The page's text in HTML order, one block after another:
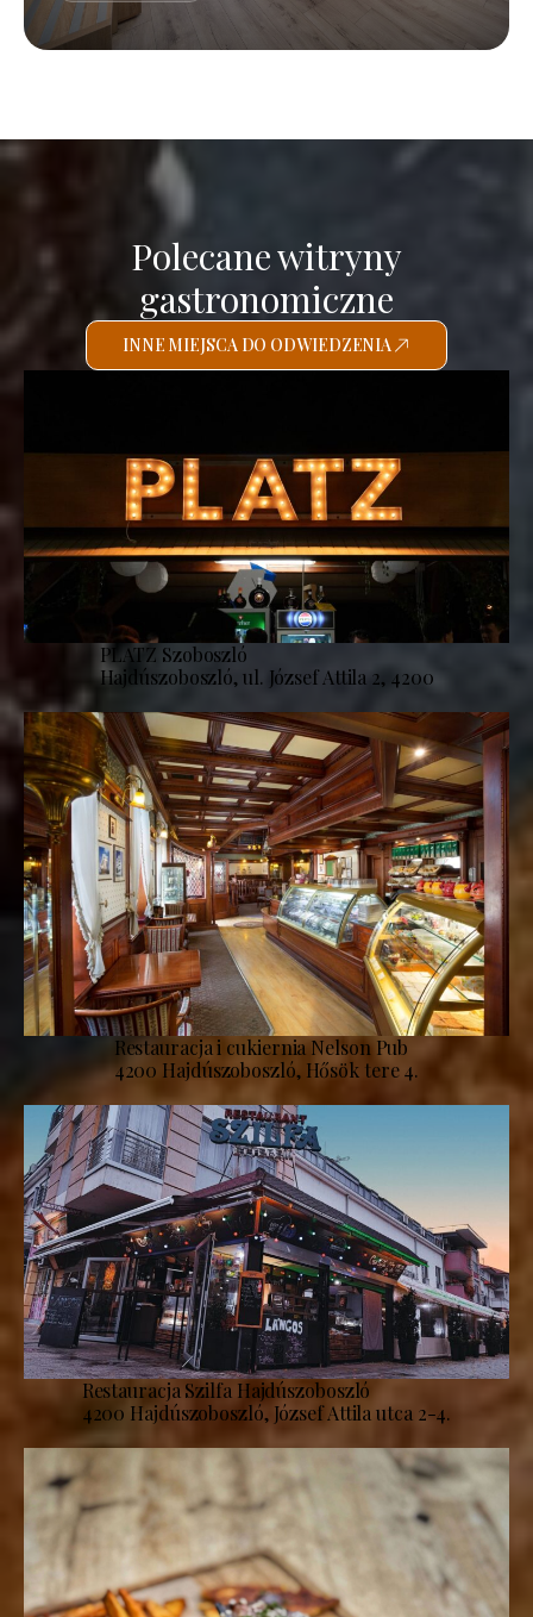
Polecane witryny
gastronomiczne
INNE MIEJSCA DO ODWIEDZENIA
PLATZ Szoboszló
Hajdúszoboszló, ul. József Attila 2, 4200
Restauracja i cukiernia Nelson Pub
4200 Hajdúszoboszló, Hősök tere 4.
Restauracja Szilfa Hajdúszoboszló
4200 Hajdúszoboszló, József Attila utca 2-4.